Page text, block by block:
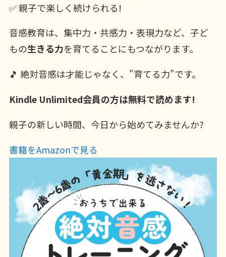
✅ 親子で楽しく続けられる!
音感教育は、集中力・共感力・表現力など、子ど
もの生きる力を育てることにもつながります。
🎵 絶対音感は才能じゃなく、"育てる力"です。
Kindle Unlimited会員の方は無料で読めます!
親子の新しい時間、今日から始めてみませんか?
書籍をAmazonで見る